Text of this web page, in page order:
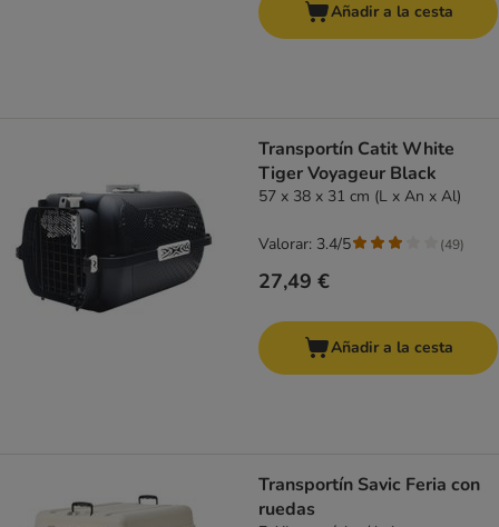
Añadir a la cesta
Transportín Catit White
Tiger Voyageur Black
57 x 38 x 31 cm (L x An x Al)
27,49 €
Valorar: 3.4/5 (49)
Añadir a la cesta
Transportín Savic Feria con
ruedas